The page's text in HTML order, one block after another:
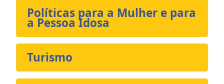
Políticas para a Mulher e para
a Pessoa Idosa
Turismo